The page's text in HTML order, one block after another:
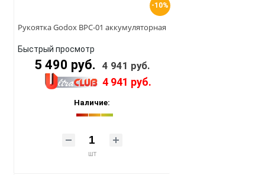
-10%
Рукоятка Godox BPC-01 аккумуляторная
Быстрый просмотр
5 490 руб. 4 941 руб.
4 941 руб.
Наличие:
шт